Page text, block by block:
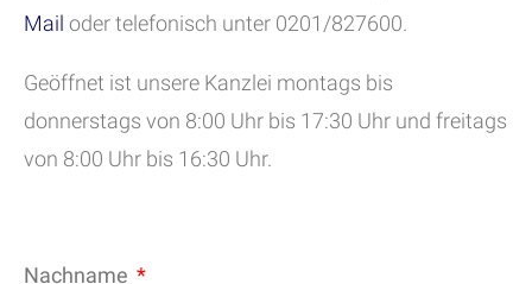
Mail oder telefonisch unter 0201/827600.
Geöffnet ist unsere Kanzlei montags bis
donnerstags von 8:00 Uhr bis 17:30 Uhr und freitags
von 8:00 Uhr bis 16:30 Uhr.
Nachname